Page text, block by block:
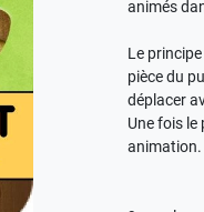
animés
Le
pièce du
déplacer
Une fois
animation.